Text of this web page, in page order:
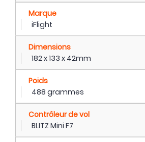
Marque
iFlight
Dimensions
182 x 133 x 42mm
Poids
488 grammes
Contrôleur de vol
BLITZ Mini F7